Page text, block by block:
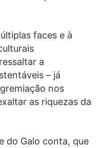
faces e à
a
– já
nos
as riquezas da
do Galo conta, que